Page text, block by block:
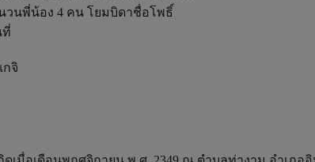
วนพี่น้อง 4 คน โยมบิดาชื่อโพธิ์
ที่
กจิ